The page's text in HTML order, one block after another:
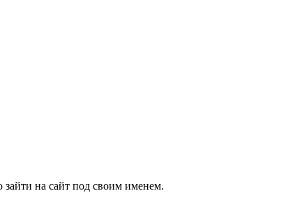
зайти на сайт под своим именем.